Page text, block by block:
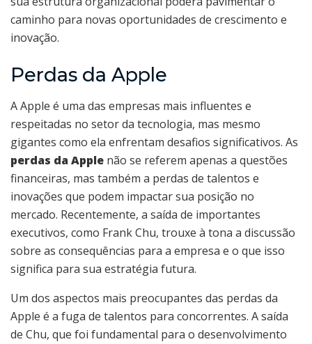
caminho para novas oportunidades de crescimento e
inovação.
Perdas da Apple
A Apple é uma das empresas mais influentes e
respeitadas no setor da tecnologia, mas mesmo
gigantes como ela enfrentam desafios significativos. As
perdas da Apple não se referem apenas a questões
financeiras, mas também a perdas de talentos e
inovações que podem impactar sua posição no
mercado. Recentemente, a saída de importantes
executivos, como Frank Chu, trouxe à tona a discussão
sobre as consequências para a empresa e o que isso
significa para sua estratégia futura.
Um dos aspectos mais preocupantes das perdas da
Apple é a fuga de talentos para concorrentes. A saída
de Chu, que foi fundamental para o desenvolvimento